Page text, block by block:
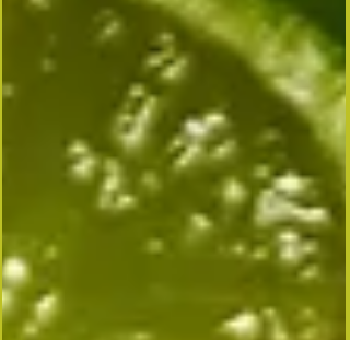
Rica , j’ai été émerveillée par la profusion de
fruits tropicaux